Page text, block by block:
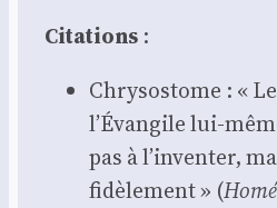
Cita­tions :
Chry­so­stome : «
l’Évangile lui-
pas à l’inventer,
fidè­le­ment » (